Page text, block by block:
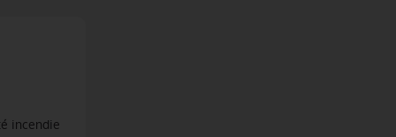
incendie